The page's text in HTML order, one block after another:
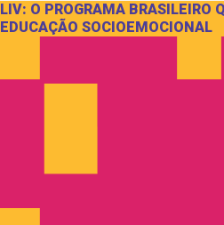
LIV: O PROGRAMA BRASILEIRO
EDUCAÇÃO SOCIOEMOCIONAL